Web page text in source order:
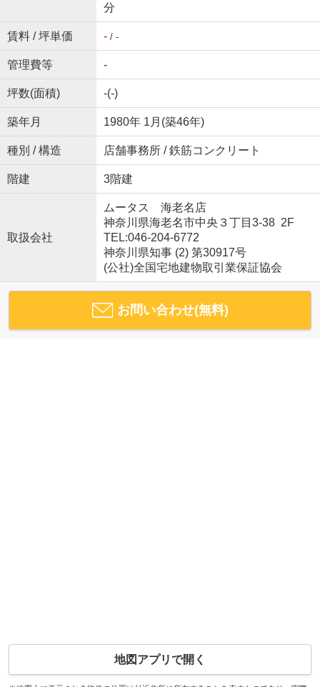
分
賃料 / 坪単価 -/ -
管理費等 -
坪数(面積) -(-)
築年月 1980年 1月(築46年)
種別 / 構造 店舗事務所 / 鉄筋コンクリート
階建 3階建
取扱会社
ムータス 海老名店
神奈川県海老名市中央３丁目3-38 2F
TEL:046-204-6772
神奈川県知事 (2) 第30917号
(公社)全国宅地建物取引業保証協会
お問い合わせ(無料)
地図アプリで開く